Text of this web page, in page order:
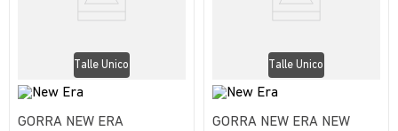
Talle Unico
GORRA NEW ERA
Talle Unico
GORRA NEW ERA NEW